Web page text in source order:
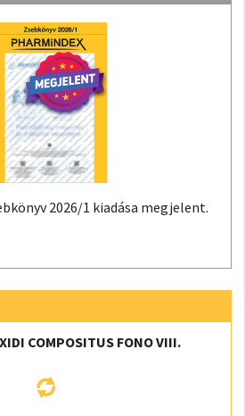
2026/1 kiadása megjelent.
COMPOSITUS FONO VIII.